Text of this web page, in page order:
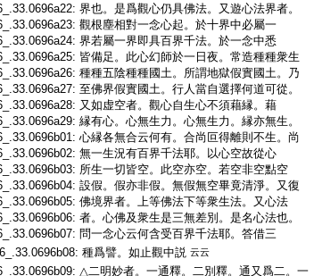
界也。是爲觀心仍具佛法。又遊心法界者。
觀根塵相對一念心起。於十界中必屬一
界若屬一界即具百界千法。於一念中悉
皆備足。此心幻師於一日夜。常造種種衆生
種種五陰種種國土。所謂地獄假實國土。乃
至佛界假實國土。行人當自選擇何道可從。
又如虚空者。觀心自生心不須藉縁。藉
縁有心。心無生力。心無生力。縁亦無生。
心縁各無合云何有。合尚叵得離則不生。尚
無一生況有百界千法耶。以心空故從心
所生一切皆空。此空亦空。若空非空點空
設假。假亦非假。無假無空畢竟清淨。又復
佛境界者。上等佛法下等衆生法。又心法
者。心佛及衆生是三無差別。是名心法也。
問一念心云何含受百界千法耶。答借三
種爲譬。如止觀中説 云云
△二明妙者。一通釋。二別釋。通又爲二。一